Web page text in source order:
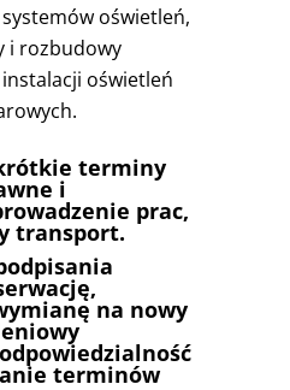
oświetleń,
i rozbudowy
oświetleń
terminy
i
prac,
transport.
na nowy
terminów